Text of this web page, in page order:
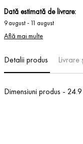
Dată estimată de livrare:
9 august - 11 august
Află mai multe
Detalii produs Livrare
Dimensiuni produs -